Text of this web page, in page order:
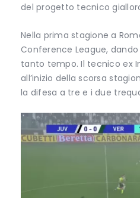
del progetto tecnico
Nella prima stagione a
Conference League,
tanto tempo. Il tecnico ex
all’inizio della scorsa
la difesa a tre e i due